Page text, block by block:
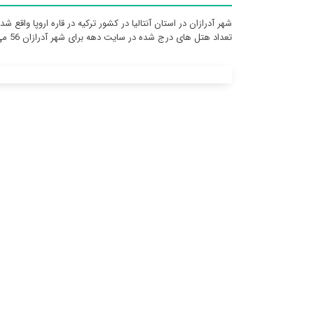
شهر آدرازان در استان آنتالیا در کشور ترکیه در قاره اروپا واقع
تعداد هتل های درج شده در سایت دهه برای شهر آدرازان 56 می باشد